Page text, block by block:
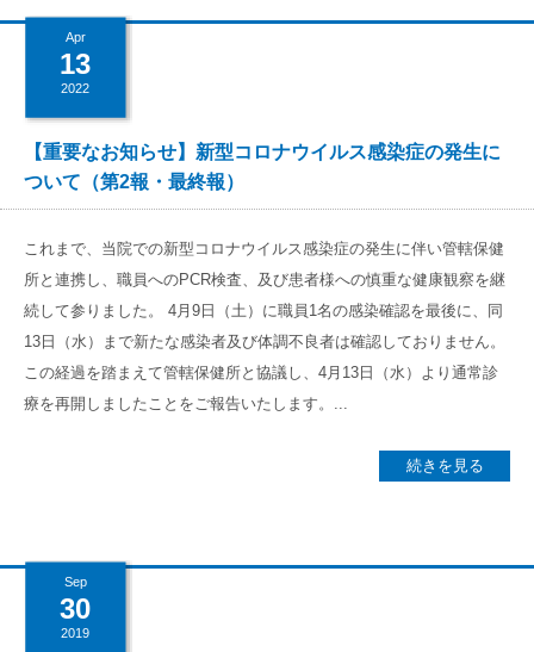
沿革ストーリー
基本的マインド
訪問サービス
通所サービス
高齢者住宅施設
食へのこだわり
ニュース
メディア掲載一覧
SNS運用ポリシー
シャトルバス
お問い合わせ一覧
友達追加
京都大原記念病院
京都近衛リハ病院
Apr
13
2022
【重要なお知らせ】新型コロナウイルス感染症の発生に
ついて（第2報・最終報）
これまで、当院での新型コロナウイルス感染症の発生に伴い管轄保健
所と連携し、職員へのPCR検査、及び患者様への慎重な健康観察を継
続して参りました。 4月9日（土）に職員1名の感染確認を最後に、同
13日（水）まで新たな感染者及び体調不良者は確認しておりません。
この経過を踏まえて管轄保健所と協議し、4月13日（水）より通常診
療を再開しましたことをご報告いたします。...
続きを見る
Sep
30
2019